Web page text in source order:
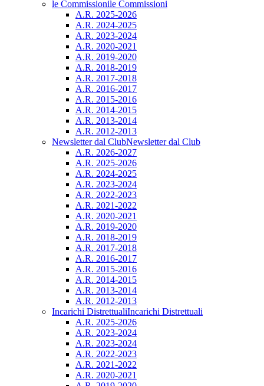
le Commissionile Commissioni
A.R. 2025-2026
A.R. 2024-2025
A.R. 2023-2024
A.R. 2020-2021
A.R. 2019-2020
A.R. 2018-2019
A.R. 2017-2018
A.R. 2016-2017
A.R. 2015-2016
A.R. 2014-2015
A.R. 2013-2014
A.R. 2012-2013
Newsletter dal ClubNewsletter dal Club
A.R. 2026-2027
A.R. 2025-2026
A.R. 2024-2025
A.R. 2023-2024
A.R. 2022-2023
A.R. 2021-2022
A.R. 2020-2021
A.R. 2019-2020
A.R. 2018-2019
A.R. 2017-2018
A.R. 2016-2017
A.R. 2015-2016
A.R. 2014-2015
A.R. 2013-2014
A.R. 2012-2013
Incarichi DistrettualiIncarichi Distrettuali
A.R. 2025-2026
A.R. 2023-2024
A.R. 2023-2024
A.R. 2022-2023
A.R. 2021-2022
A.R. 2020-2021